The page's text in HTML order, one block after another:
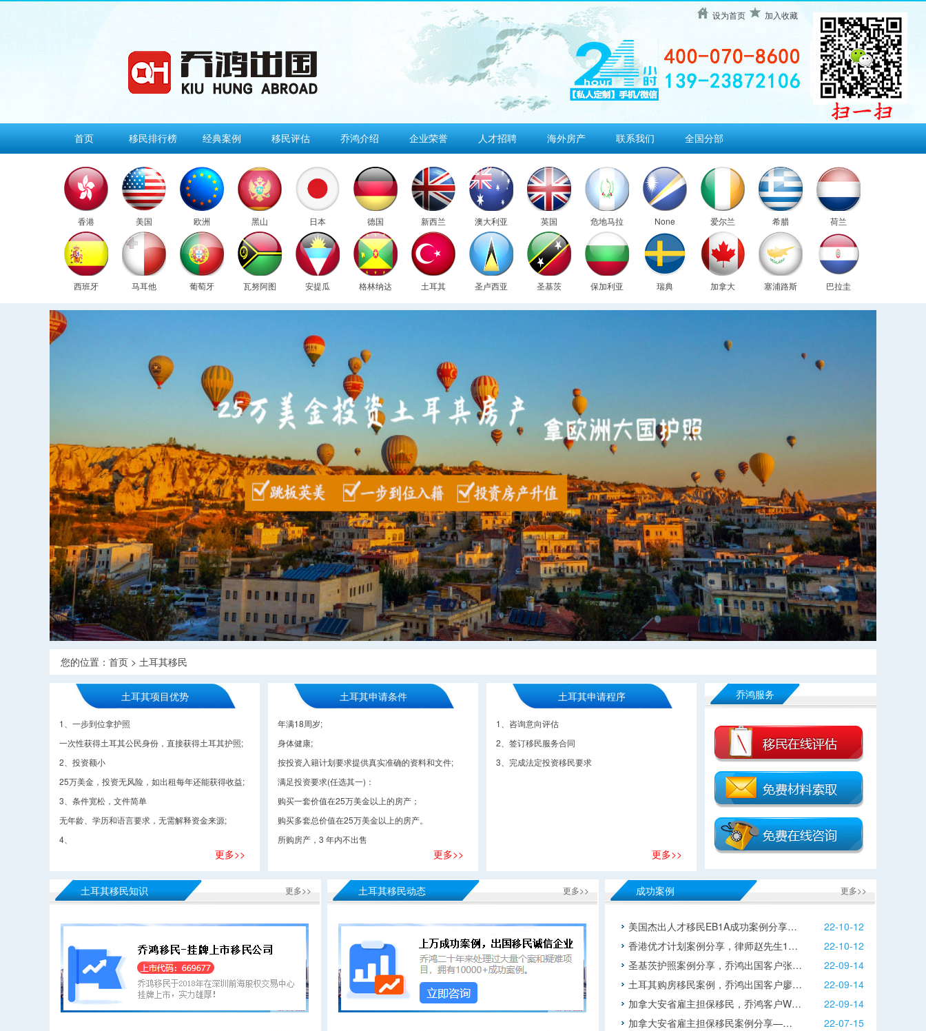
设为首页 加入收藏
首页 移民排行榜 经典案例 移民评估 乔鸿介绍 企业荣誉 人才招聘 海外房产 联系我们 全国分部
香港 美国 欧洲 黑山 日本 德国 新西兰 澳大利亚 英国 危地马拉 None 爱尔兰 希腊 荷兰
西班牙 马耳他 葡萄牙 瓦努阿图 安提瓜 格林纳达 土耳其 圣卢西亚 圣基茨 保加利亚 瑞典 加拿大 塞浦路斯 巴拉圭
您的位置： 首页 > 土耳其移民
土耳其项目优势
1、一步到位拿护照
一次性获得土耳其公民身份，直接获得土耳其护照;
2、投资额小
25万美金，投资无风险，如出租每年还能获得收益;
3、条件宽松，文件简单
无年龄、学历和语言要求，无需解释资金来源;
4、
更多>>
土耳其申请条件
年满18周岁;
身体健康;
按投资入籍计划要求提供真实准确的资料和文件;
满足投资要求(任选其一)：
购买一套价值在25万美金以上的房产；
购买多套总价值在25万美金以上的房产。
所购房产，3 年内不出售
更多>>
土耳其申请程序
1、咨询意向评估
2、签订移民服务合同
3、完成法定投资移民要求
更多>>
乔鸿服务
更多>>
土耳其移民知识 更多>>
土耳其移民动态 更多>>
成功案例
22-10-12
美国杰出人才移民EB1A成功案例分享…
22-10-12
香港优才计划案例分享，律师赵先生1…
22-09-14
圣基茨护照案例分享，乔鸿出国客户张…
22-09-14
土耳其购房移民案例，乔鸿出国客户廖…
22-09-14
加拿大安省雇主担保移民，乔鸿客户W…
22-07-15
加拿大安省雇主担保移民案例分享—…